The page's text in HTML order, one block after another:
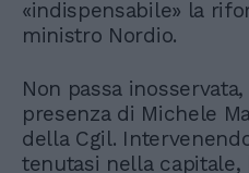
«indispensabile» la
ministro Nordio.
Non passa
presenza di Michele
della Cgil.
tenutasi nella